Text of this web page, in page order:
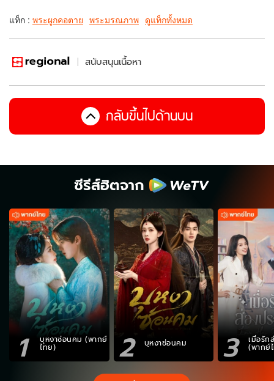
แท็ก : พระผูกคอตาย พระมรณภาพ ดูแท็กทั้งหมด
สนับสนุนเนื้อหา
กลับขึ้นไปด้านบน
ซีรีส์ฮิตจาก
1 บุหงาซ่อนคม (พากย์
ไทย) 2 บุหงาซ่อนคม 3 เมื่อรัก
(พากย์